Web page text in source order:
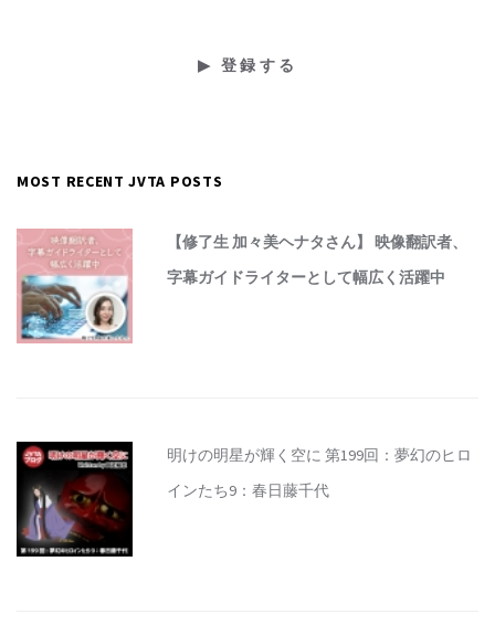
MOST RECENT JVTA POSTS
【修了生 加々美ヘナタさん】 映像翻訳者、
字幕ガイドライターとして幅広く活躍中
明けの明星が輝く空に 第199回：夢幻のヒロ
インたち9：春日藤千代